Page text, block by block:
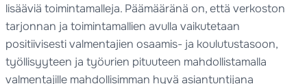
lisääviä toimintamalleja. Päämääränä on, että verkoston
tarjonnan ja toimintamallien avulla vaikutetaan
positiivisesti valmentajien osaamis- ja koulutustasoon,
työllisyyteen ja työurien pituuteen mahdollistamalla
valmentajille mahdollisimman hyvä asiantuntijana